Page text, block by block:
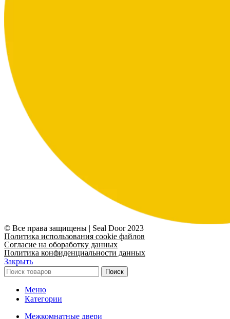
© Все права защищены | Seal Door 2023
Политика использования cookie файлов
Согласие на обоработку данных
Политика конфиденциальности данных
Закрыть
Поиск
Меню
Категории
Межкомнатные двери